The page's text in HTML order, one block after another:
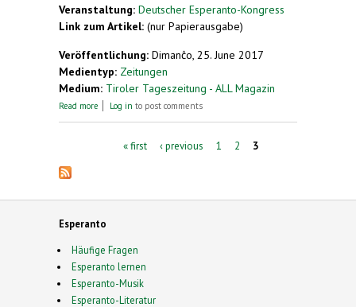
Veranstaltung: Deutscher Esperanto-Kongress
Link zum Artikel: (nur Papierausgabe)
Veröffentlichung: Dimanĉo, 25. June 2017
Medientyp: Zeitungen
Medium: Tiroler Tageszeitung - ALL Magazin
Read more about Eine Begegnung mit vielen Bekannten
Log in to post comments
« first ‹ previous 1 2 3
Esperanto
Häufige Fragen
Esperanto lernen
Esperanto-Musik
Esperanto-Literatur